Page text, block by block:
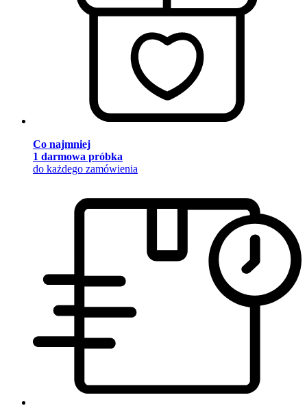
Co najmniej
1 darmowa próbka
do każdego zamówienia